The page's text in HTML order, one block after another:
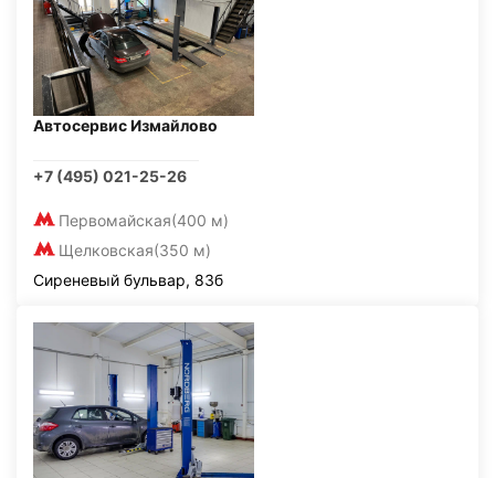
Автосервис Измайлово
+7 (495) 021-25-26
Первомайская(400 м)
Щелковская(350 м)
Сиреневый бульвар, 83б